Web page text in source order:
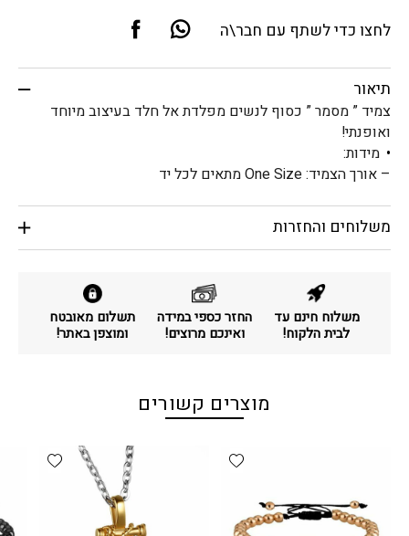
לחצו כדי לשתף עם חבר\ה
תיאור
צמיד ” מסמר ” כסוף לנשים מפלדת אל חלד בעיצוב מיוחד
ואופנתי!
מידות:
– אורך הצמיד: One Size מתאים לכל יד
משלוחים והחזרות
משלוח חינם עד
לבית הלקוח!
החזר כספי במידה
ואינכם מרוצים!
תשלום מאובטח
ומוצפן באתר!
מוצרים קשורים
Add wishlist
wishlist